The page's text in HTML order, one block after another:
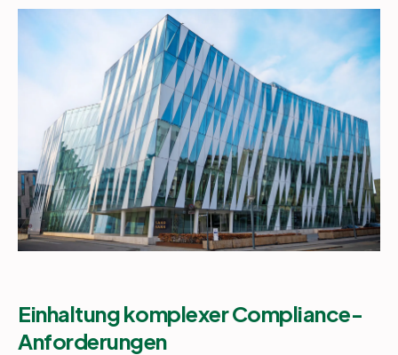
Einhaltung komplexer Compliance-
Anforderungen